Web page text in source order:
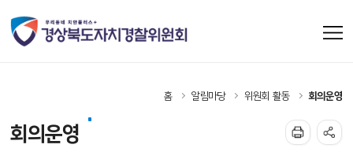
홈 알림마당 위원회 활동 회의운영
회의운영